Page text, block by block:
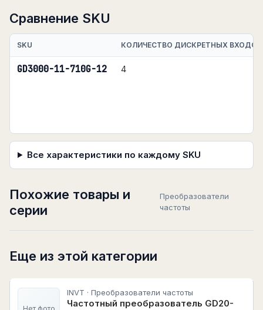
Сравнение SKU
SKU КОЛИЧЕСТВО ДИСКРЕТНЫХ ВХОДОВ
GD3000-11-710G-12 4
Все характеристики по каждому SKU
Похожие товары и
серии
Преобразователи
частоты
Еще из этой категории
INVT · Преобразователи частоты
Частотный преобразователь GD20-